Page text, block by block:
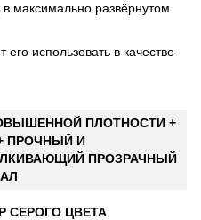
максимально развёрнутом
использовать в качестве
ПЛОТНОСТИ +
ПРОЧНЫЙ И
ПРОЗРАЧНЫЙ
СЕРОГО ЦВЕТА